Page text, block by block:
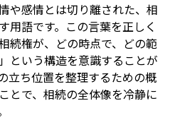
や感情とは切り離された、相
用語です。この言葉を正しく
続権が、どの時点で、どの範
という構造を意識することが
立ち位置を整理するための概
とで、相続の全体像を冷静に